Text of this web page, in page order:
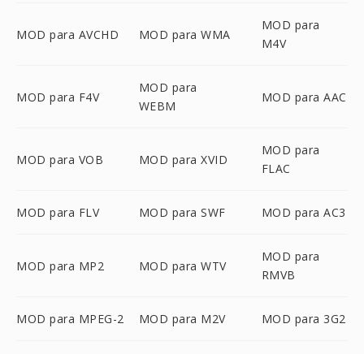
MOD para AVCHD MOD para WMA
MOD para
M4V
MOD para F4V
MOD para
WEBM
MOD para AAC
MOD para VOB MOD para XVID
MOD para
FLAC
MOD para FLV MOD para SWF MOD para AC3
MOD para MP2 MOD para WTV
MOD para
RMVB
MOD para MPEG-2 MOD para M2V MOD para 3G2